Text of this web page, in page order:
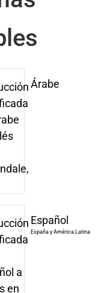
Árabe
Español
España y América Latina